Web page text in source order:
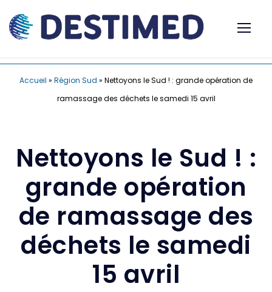
Accueil » Région Sud » Nettoyons le Sud ! : grande opération de
ramassage des déchets le samedi 15 avril
Nettoyons le Sud ! :
grande opération
de ramassage des
déchets le samedi
15 avril